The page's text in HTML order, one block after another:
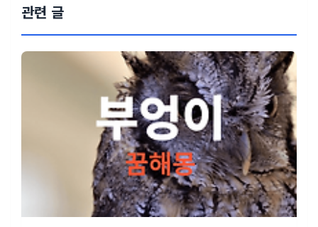
관련 글